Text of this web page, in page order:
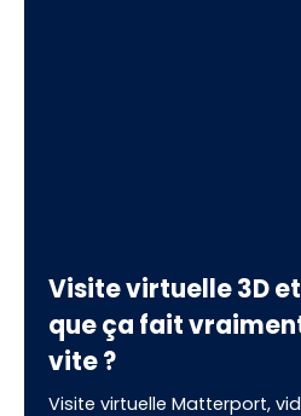
Visite virtuelle 3D
que ça fait
vite ?
Visite virtuelle Matterport,